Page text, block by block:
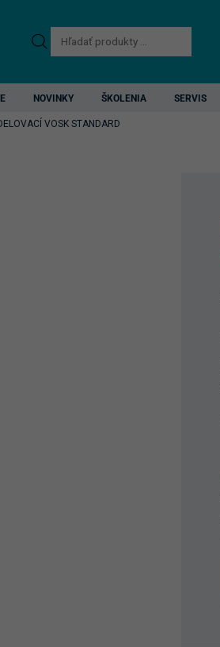
Products
search
NOVINKY ŠKOLENIA SERVIS
VOSK STANDARD